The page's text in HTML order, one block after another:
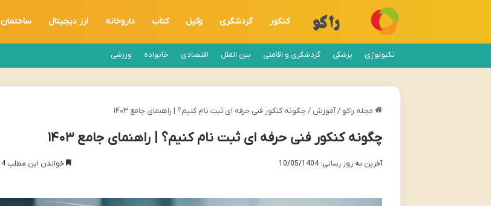
کنکور گردشگری وکیل کتاب داروخانه ارز دیجیتال ساختمان
تکنولوژی پزشکی گردشگری و اقامتی بین الملل اقتصادی خانواده ورزشی
مجله راکو / آموزش / چگونه کنکور فنی حرفه ای ثبت نام کنیم؟ | راهنمای جامع ۱۴۰۳
چگونه کنکور فنی حرفه ای ثبت نام کنیم؟ | راهنمای جامع ۱۴۰۳
آخرین به روز رسانی: 10/05/1404 خواندن این مطلب 14 دقیقه زمان میبرد